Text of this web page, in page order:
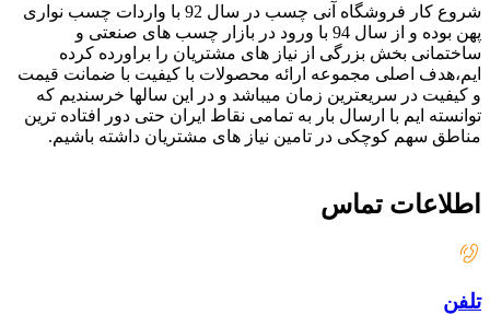
شروع کار فروشگاه آنی چسب در سال 92 با واردات چسب نواری
پهن بوده و از سال 94 با ورود در بازار چسب های صنعتی و
ساختمانی بخش بزرگی از نیاز های مشتریان را براورده کرده
ایم،هدف اصلی مجموعه ارائه محصولات با کیفیت با ضمانت قیمت
و کیفیت در سریعترین زمان میباشد و در این سالها خرسندیم که
توانسته ایم با ارسال بار به تمامی نقاط ایران حتی دور افتاده ترین
مناطق سهم کوچکی در تامین نیاز های مشتریان داشته باشیم.
اطلاعات تماس
تلفن